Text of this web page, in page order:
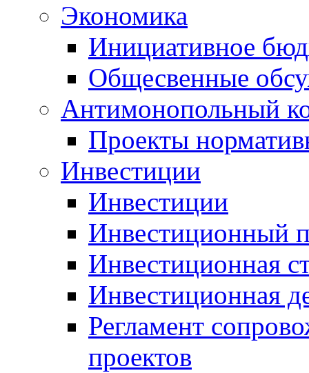
Экономика
Инициативное
Общесвенные
Антимонопольный
Проекты
Инвестиции
Инвестиции
Инвестиционный
Инвестиционная
Инвестиционная
Регламент
проектов